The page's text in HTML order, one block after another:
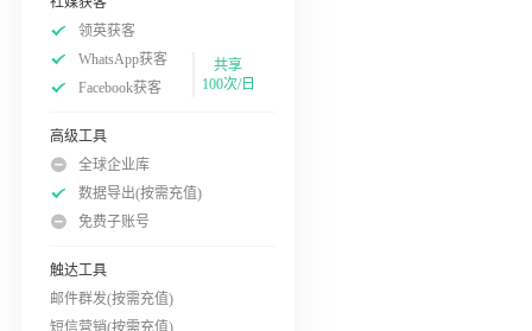
领英获客
WhatsApp获客
Facebook获客
共享
100次/日
高级工具
全球企业库
数据导出(按需充值)
免费子账号
触达工具
邮件群发(按需充值)
短信营销(按需充值)